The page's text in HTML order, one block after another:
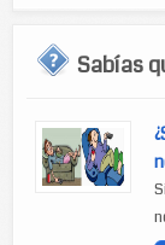
Sabías